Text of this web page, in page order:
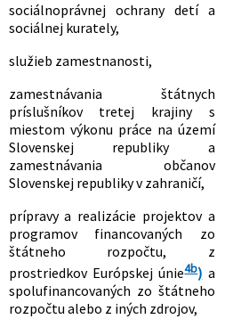
sociálnoprávnej ochrany detí a
sociálnej kurately,
služieb zamestnanosti,
zamestnávania štátnych
príslušníkov tretej krajiny s
miestom výkonu práce na území
Slovenskej republiky a
zamestnávania občanov
Slovenskej republiky v zahraničí,
prípravy a realizácie projektov a
programov financovaných zo
štátneho rozpočtu, z
prostriedkov Európskej únie4b) a
spolufinancovaných zo štátneho
rozpočtu alebo z iných zdrojov,